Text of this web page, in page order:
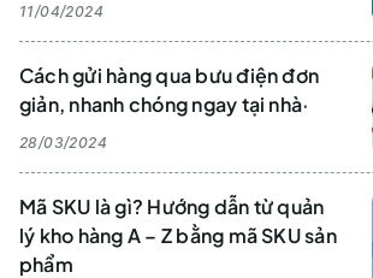
11/04/2024
Cách gửi hàng qua bưu điện đơn
giản, nhanh chóng ngay tại nhà·
28/03/2024
Mã SKU là gì? Hướng dẫn từ quản
lý kho hàng A – Z bằng mã SKU sản
phẩm